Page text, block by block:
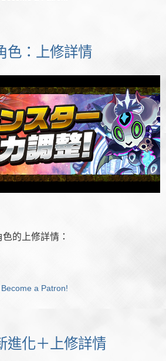
色：上修詳情
的上修詳情：
Become a Patron!
進化＋上修詳情